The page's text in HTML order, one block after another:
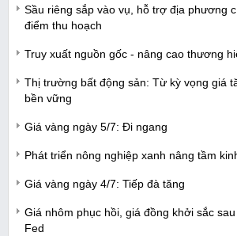
Sầu riêng sắp vào vụ, hỗ trợ địa phương
điểm thu hoạch
Truy xuất nguồn gốc - nâng cao thương
Thị trường bất động sản: Từ kỳ vọng giá
bền vững
Giá vàng ngày 5/7: Đi ngang
Phát triển nông nghiệp xanh nâng tầm
Giá vàng ngày 4/7: Tiếp đà tăng
Giá nhôm phục hồi, giá đồng khởi sắc
Fed